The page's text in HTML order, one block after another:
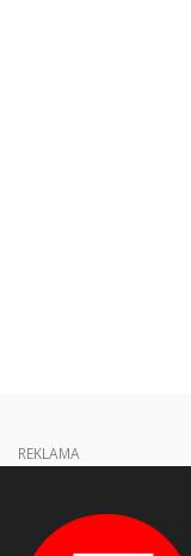
REKLAMA